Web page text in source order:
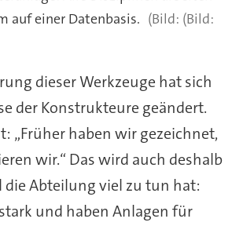
auf einer Datenbasis.
(Bild:
dieser Werkzeuge hat sich
der Konstrukteure geändert.
„Früher haben wir gezeichnet,
wir.“ Das wird auch deshalb
die Abteilung viel zu tun hat:
und haben Anlagen für